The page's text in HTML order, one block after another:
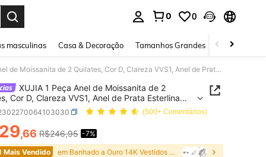
0 0
masculinas Casa & Decoração Tamanhos Grandes Joias e
XUJIA 1 Peça Anel de Moissanita de 2 Quilates, Cor D, Clareza VVS1, Anel de Prata Esterlina 925 Redondo de 8mm, Anel de Aniversário, Noivado, Casamento, Presente de Joias para Mulheres
XUJIA 1 Peça Anel de Moissanita de 2
Cor D, Clareza VVS1, Anel de Prata Esterlina
de 8mm, Anel de Aniversário, Noivado,
Presente de Joias para Mulheres
(500+ Comentários)
AND AVAILABILITY
,66 R$246,95 -7%
Mais Vendido em Banhado a Ouro 14K Vestidos finos para casament